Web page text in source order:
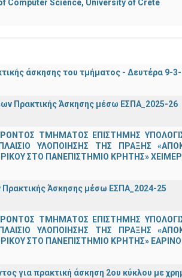
Computer Science, University of Crete
άσκησης του τμήματος - Δευτέρα 9-
Πρακτικής Άσκησης μέσω ΕΣΠΑ_2025-26
ΤΜΗΜΑΤΟΣ ΕΠΙΣΤΗΜΗΣ
ΥΛΟΠΟΙΗΣΗΣ ΤΗΣ ΠΡΑΞΗΣ
ΣΤΟ ΠΑΝΕΠΙΣΤΗΜΙΟ ΚΡΗΤΗΣ»
Άσκησης μέσω ΕΣΠΑ_2024-25
ΤΜΗΜΑΤΟΣ ΕΠΙΣΤΗΜΗΣ
ΥΛΟΠΟΙΗΣΗΣ ΤΗΣ ΠΡΑΞΗΣ
ΣΤΟ ΠΑΝΕΠΙΣΤΗΜΙΟ ΚΡΗΤΗΣ»
για πρακτική άσκηση 2ου κύκλου με